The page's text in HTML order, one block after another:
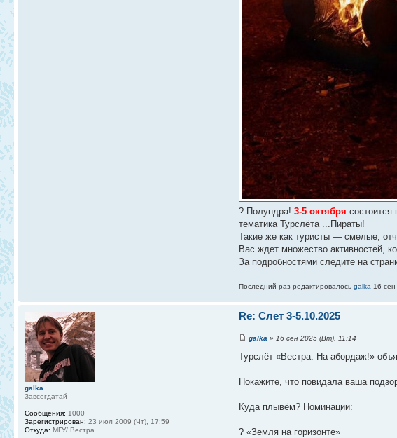
? Полундра! 3-5 октября
тематика Турслёта ...Пираты!
Такие же как туристы — смелые,
Вас ждет множество активностей,
За подробностями следите на
Последний раз редактировалось galka16 сен
Re: Слет 3-5.10.2025
galka » 16 сен 2025 (Вт), 11:14
Турслёт «Вестра: На абордаж!»
Покажите, что повидала ваша
Куда плывём? Номинации:
? «Земля на горизонте»
galka
Завсегдатай
Сообщения: 1000
Зарегистрирован: 23 июл 2009 (Чт), 17:59
Откуда: МГУ/ Вестра